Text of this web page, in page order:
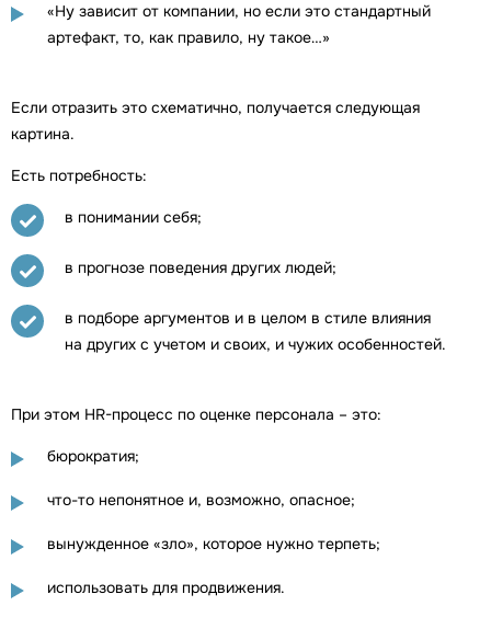
«Ну зависит от компании, но если это стандартный
артефакт, то, как правило, ну такое…»
Если отразить это схематично, получается следующая
картина.
Есть потребность:
в понимании себя;
в прогнозе поведения других людей;
в подборе аргументов и в целом в стиле влияния
на других с учетом и своих, и чужих особенностей.
При этом HR-процесс по оценке персонала – это:
бюрократия;
что-то непонятное и, возможно, опасное;
вынужденное «зло», которое нужно терпеть;
использовать для продвижения.